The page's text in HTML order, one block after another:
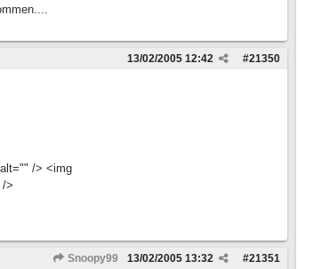
#21350
13/02/2005 12:42
/> <img
/>
Snoopy99 #21351
13/02/2005 13:32